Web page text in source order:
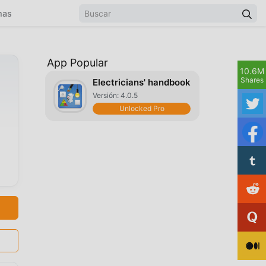
App Popular
Electricians' handbook
Versión: 4.0.5
Unlocked Pro
10.6M
Shares